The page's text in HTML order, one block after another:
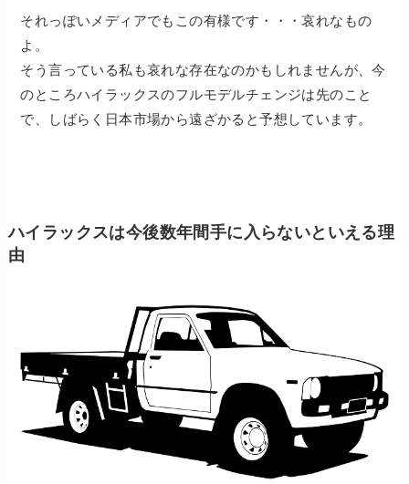
それっぽいメディアでもこの有様です・・・哀れなもの
よ。
そう言っている私も哀れな存在なのかもしれませんが、今
のところハイラックスのフルモデルチェンジは先のこと
で、しばらく日本市場から遠ざかると予想しています。
ハイラックスは今後数年間手に入らないといえる理
由